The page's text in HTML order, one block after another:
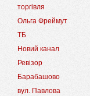
торгівля
Ольга Фреймут
ТБ
Новий канал
Ревізор
Барабашово
вул. Павлова